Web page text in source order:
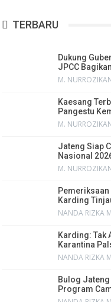
TERBARU
Dukung
JPCC
M.
Kaesang
Pangestu
M.
Jateng Siap
Nasional
M.
Pemeriksaan
Karding
Karding: Tak
Karantina
Bulog Jateng
Program